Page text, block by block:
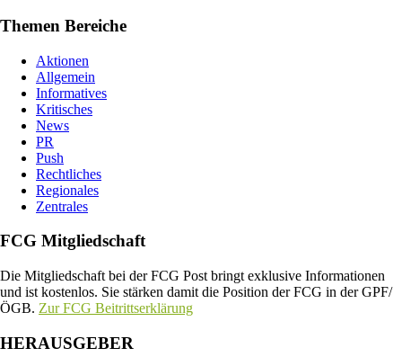
Themen Bereiche
Aktionen
Allgemein
Informatives
Kritisches
News
PR
Push
Rechtliches
Regionales
Zentrales
FCG Mitgliedschaft
Die Mitgliedschaft bei der FCG Post bringt exklusive Informationen
und ist kostenlos. Sie stärken damit die Position der FCG in der GPF/
ÖGB. Zur FCG Beitrittserklärung
HERAUSGEBER